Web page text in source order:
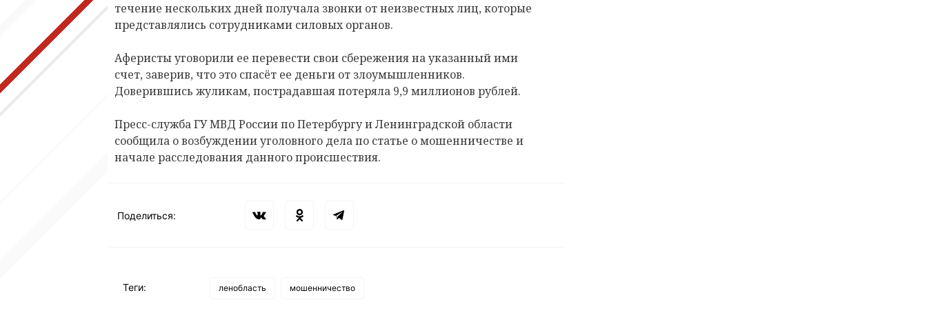
течение нескольких дней получала звонки от неизвестных лиц, которые
представлялись сотрудниками силовых органов.
Аферисты уговорили ее перевести свои сбережения на указанный ими
счет, заверив, что это спасёт ее деньги от злоумышленников.
Доверившись жуликам, пострадавшая потеряла 9,9 миллионов рублей.
Пресс-служба ГУ МВД России по Петербургу и Ленинградской области
сообщила о возбуждении уголовного дела по статье о мошенничестве и
начале расследования данного происшествия.
Поделиться:
Теги: ленобласть мошенничество